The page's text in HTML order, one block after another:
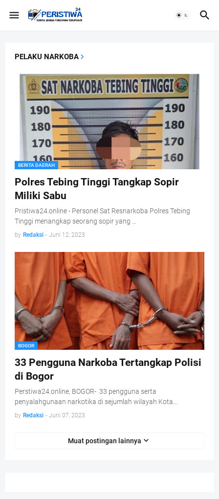
PELAKU NARKOBA
BERITA DAERAH
Polres Tebing Tinggi Tangkap Sopir
Miliki Sabu
Pristiwa24.online - Personel Sat Resnarkoba Polres Tebing
Tinggi menangkap seorang sopir yang …
by Redaksi - Juni 12, 2023
BOGOR
33 Pengguna Narkoba Tertangkap Polisi
di Bogor
Perstiwa24.online, BOGOR- 33 pengguna serta
penyalahgunaan narkotika di sejumlah wilayah Kota…
by Redaksi - Juni 07, 2023
Muat postingan lainnya